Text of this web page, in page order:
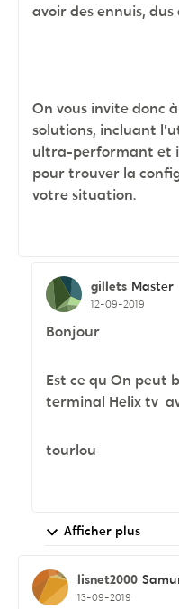
avoir des ennuis, dus
On vous invite donc
solutions, incluant
ultra-performant et
pour trouver la
votre situation.
gillets Master
12-09-2019
Bonjour
Est ce qu On peut
terminal Helix tv
tourlou
Afficher plus
lisnet2000
13-09-2019